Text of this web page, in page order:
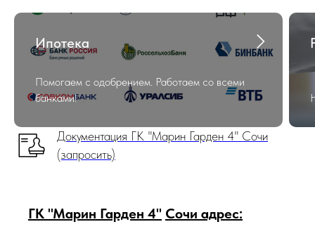
Ипотека
Помогаем с одобрением. Работаем со всеми
банками!
Документация ГК "Марин Гарден 4" Сочи
(запросить)
ГК "Марин Гарден 4" Сочи адрес: